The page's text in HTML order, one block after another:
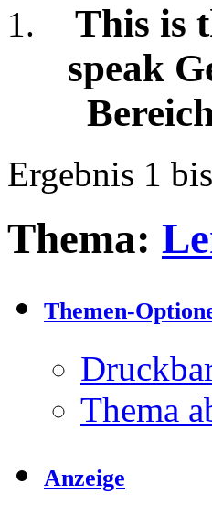
This is
speak
Ergebnis 1
Thema:
Themen-
Thema
Anzeige